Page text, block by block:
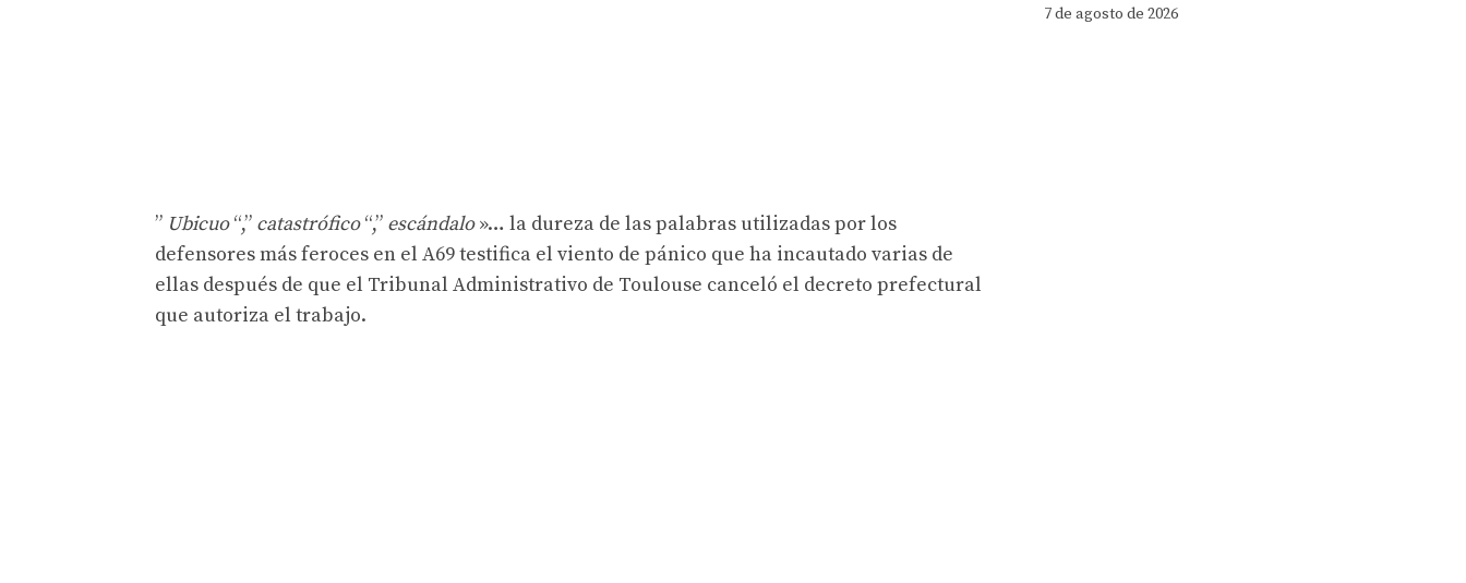
” Ubicuo“,” catastrófico“,” escándalo»… la dureza de las palabras utilizadas por los
defensores más feroces en el A69 testifica el viento de pánico que ha incautado varias de
ellas después de que el Tribunal Administrativo de Toulouse canceló el decreto prefectural
que autoriza el trabajo.
7 de agosto de 2026